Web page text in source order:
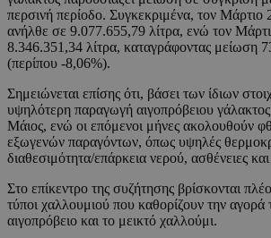
περσινή περίοδο. Συγκεκριμένα, τον
ανήλθε σε 9.077.655,79 λίτρα, ενώ τον
8.346.351,34 λίτρα, καταγράφοντας μείωση
(περίπου -8,06%).
Σημειώνεται επίσης ότι, βάσει των ίδιων
υψηλότερη παραγωγή αιγοπρόβειου
Μάιος, ενώ οι επόμενοι μήνες ακολουθούν
εξωγενών παραγόντων, όπως υψηλές
διαθεσιμότητα/επάρκεια νερού, ασθένειες
Στο επίκεντρο της συζήτησης βρίσκονται
τύποι χαλλουμιού που καθορίζουν την αγορά
αιγοπρόβειο και το μεικτό χαλλούμι.